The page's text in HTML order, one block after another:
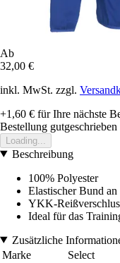
Ab
32,00 €
inkl. MwSt. zzgl.
+1,60 € für Ihre nächste
Bestellung gutgeschrieben
Loading...
Beschreibung
100% Polyester
Elastischer Bund
YKK-
Ideal für das
Zusätzliche
Marke
Select